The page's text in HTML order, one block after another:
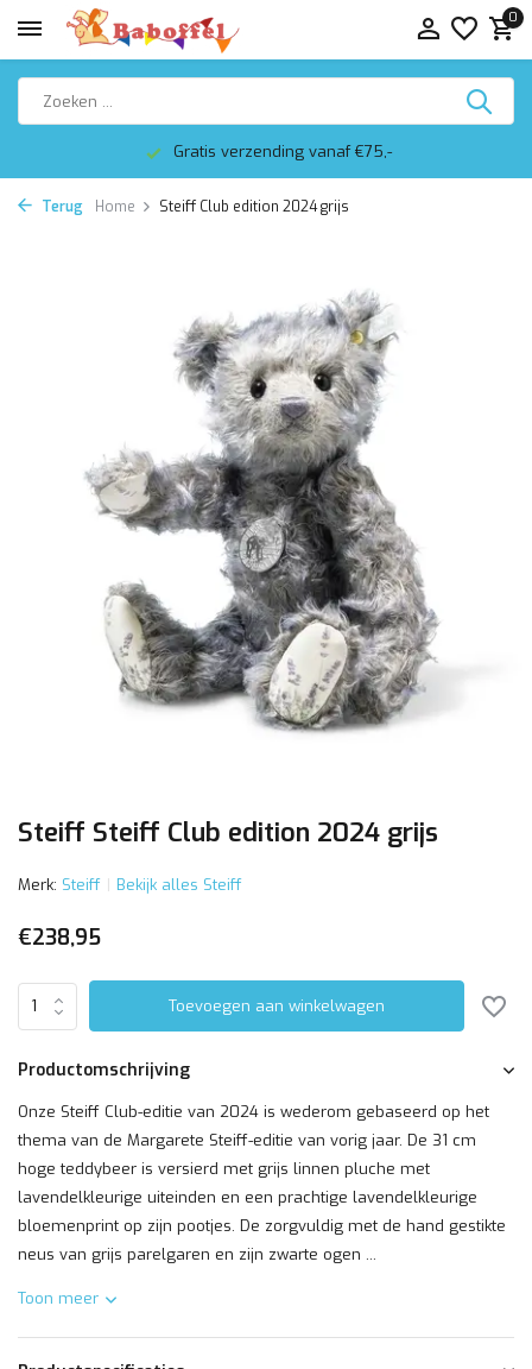
0
Gratis verzending vanaf €75,-
Terug Home Steiff Club edition 2024 grijs
Steiff Steiff Club edition 2024 grijs
Merk: Steiff Bekijk alles Steiff
€238,95
Toevoegen aan winkelwagen
Productomschrijving
Onze Steiff Club-editie van 2024 is wederom gebaseerd op het
thema van de Margarete Steiff-editie van vorig jaar. De 31 cm
hoge teddybeer is versierd met grijs linnen pluche met
lavendelkleurige uiteinden en een prachtige lavendelkleurige
bloemenprint op zijn pootjes. De zorgvuldig met de hand gestikte
neus van grijs parelgaren en zijn zwarte ogen ...
Toon meer